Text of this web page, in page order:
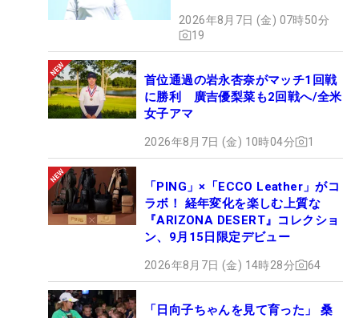
2026年8月7日 (金) 07時50分
19
首位通過の岩永杏奈がマッチ1回戦
に勝利 廣吉優梨菜も2回戦へ/全米
女子アマ
2026年8月7日 (金) 10時04分 1
「PING」×「ECCO Leather」がコ
ラボ！ 経年変化を楽しむ上質な
『ARIZONA DESERT』コレクショ
ン、9月15日限定デビュー
2026年8月7日 (金) 14時28分 64
「日向子ちゃんを見て育った」 桑